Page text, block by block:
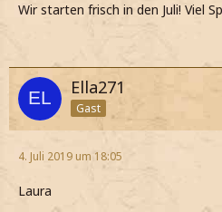
Wir starten frisch in den Juli! Viel
Ella271
Gast
4. Juli 2019 um 18:05
Laura